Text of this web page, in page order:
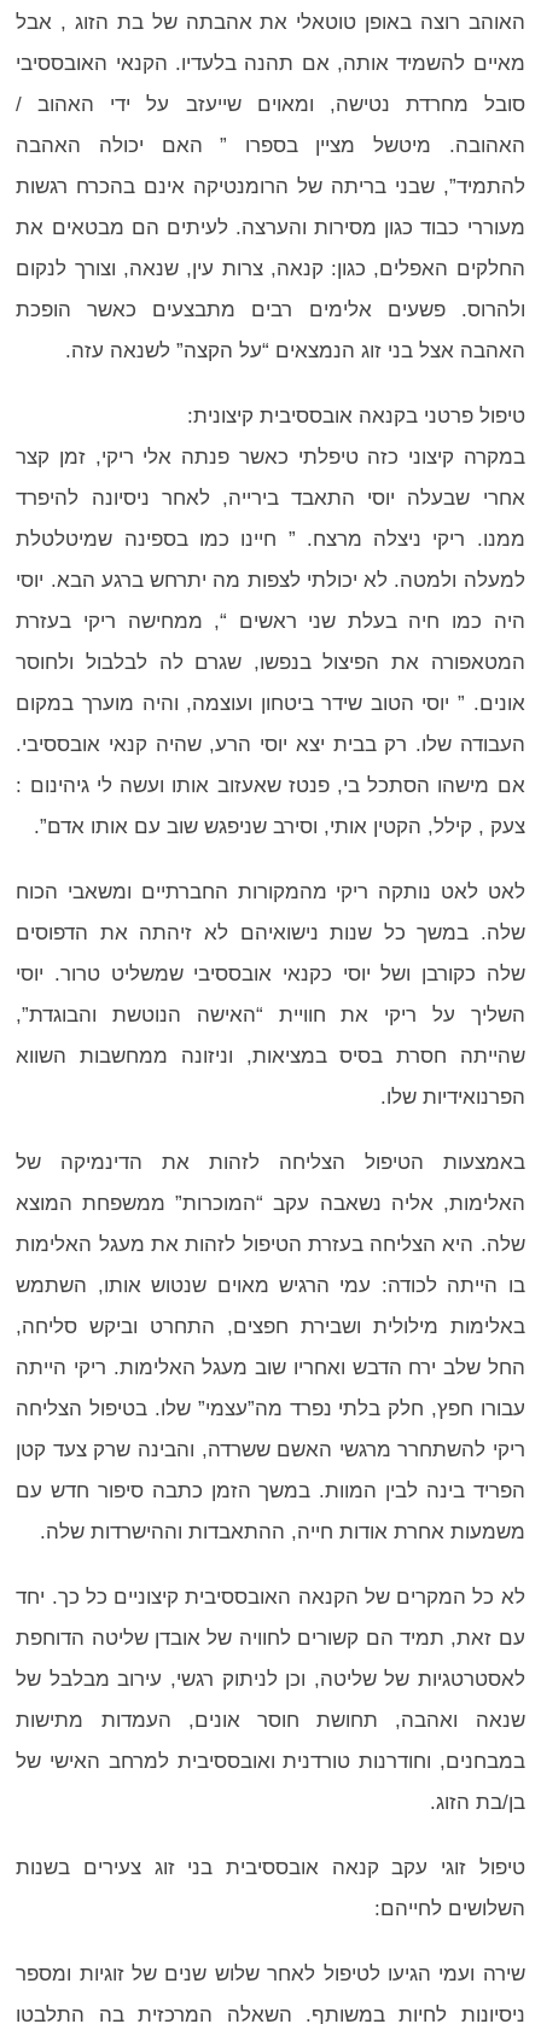
האוהב רוצה באופן טוטאלי את אהבתה של בת הזוג , אבל
מאיים להשמיד אותה, אם תהנה בלעדיו. הקנאי האובססיבי
סובל מחרדת נטישה, ומאוים שייעזב על ידי האהוב /
האהובה. מיטשל מציין בספרו ” האם יכולה האהבה
להתמיד”, שבני בריתה של הרומנטיקה אינם בהכרח רגשות
מעוררי כבוד כגון מסירות והערצה. לעיתים הם מבטאים את
החלקים האפלים, כגון: קנאה, צרות עין, שנאה, וצורך לנקום
ולהרוס. פשעים אלימים רבים מתבצעים כאשר הופכת
האהבה אצל בני זוג הנמצאים “על הקצה” לשנאה עזה.
טיפול פרטני בקנאה אובססיבית קיצונית:
במקרה קיצוני כזה טיפלתי כאשר פנתה אלי ריקי, זמן קצר
אחרי שבעלה יוסי התאבד בירייה, לאחר ניסיונה להיפרד
ממנו. ריקי ניצלה מרצח. ” חיינו כמו בספינה שמיטלטלת
למעלה ולמטה. לא יכולתי לצפות מה יתרחש ברגע הבא. יוסי
היה כמו חיה בעלת שני ראשים “, ממחישה ריקי בעזרת
המטאפורה את הפיצול בנפשו, שגרם לה לבלבול ולחוסר
אונים. ” יוסי הטוב שידר ביטחון ועוצמה, והיה מוערך במקום
העבודה שלו. רק בבית יצא יוסי הרע, שהיה קנאי אובססיבי.
אם מישהו הסתכל בי, פנטז שאעזוב אותו ועשה לי גיהינום :
צעק , קילל, הקטין אותי, וסירב שניפגש שוב עם אותו אדם”.
לאט לאט נותקה ריקי מהמקורות החברתיים ומשאבי הכוח
שלה. במשך כל שנות נישואיהם לא זיהתה את הדפוסים
שלה כקורבן ושל יוסי כקנאי אובססיבי שמשליט טרור. יוסי
השליך על ריקי את חוויית “האישה הנוטשת והבוגדת”,
שהייתה חסרת בסיס במציאות, וניזונה ממחשבות השווא
הפרנואידיות שלו.
באמצעות הטיפול הצליחה לזהות את הדינמיקה של
האלימות, אליה נשאבה עקב “המוכרות” ממשפחת המוצא
שלה. היא הצליחה בעזרת הטיפול לזהות את מעגל האלימות
בו הייתה לכודה: עמי הרגיש מאוים שנטוש אותו, השתמש
באלימות מילולית ושבירת חפצים, התחרט וביקש סליחה,
החל שלב ירח הדבש ואחריו שוב מעגל האלימות. ריקי הייתה
עבורו חפץ, חלק בלתי נפרד מה”עצמי” שלו. בטיפול הצליחה
ריקי להשתחרר מרגשי האשם ששרדה, והבינה שרק צעד קטן
הפריד בינה לבין המוות. במשך הזמן כתבה סיפור חדש עם
משמעות אחרת אודות חייה, ההתאבדות וההישרדות שלה.
לא כל המקרים של הקנאה האובססיבית קיצוניים כל כך. יחד
עם זאת, תמיד הם קשורים לחוויה של אובדן שליטה הדוחפת
לאסטרטגיות של שליטה, וכן לניתוק רגשי, עירוב מבלבל של
שנאה ואהבה, תחושת חוסר אונים, העמדות מתישות
במבחנים, וחודרנות טורדנית ואובססיבית למרחב האישי של
בן/בת הזוג.
טיפול זוגי עקב קנאה אובססיבית בני זוג צעירים בשנות
השלושים לחייהם:
שירה ועמי הגיעו לטיפול לאחר שלוש שנים של זוגיות ומספר
ניסיונות לחיות במשותף. השאלה המרכזית בה התלבטו